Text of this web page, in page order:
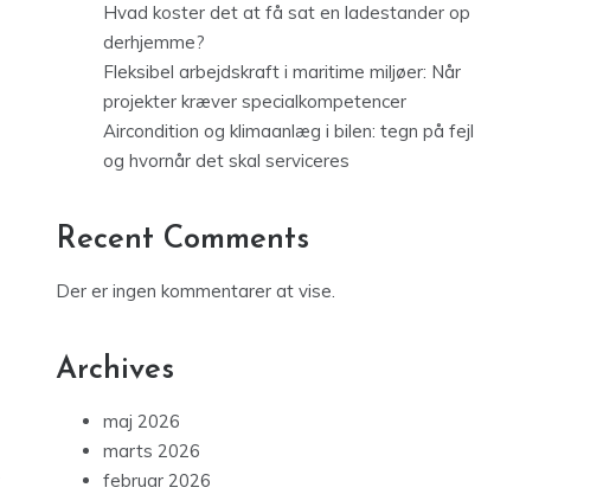
Hvad koster det at få sat en ladestander op
derhjemme?
Fleksibel arbejdskraft i maritime miljøer: Når
projekter kræver specialkompetencer
Aircondition og klimaanlæg i bilen: tegn på fejl
og hvornår det skal serviceres
Recent Comments
Der er ingen kommentarer at vise.
Archives
maj 2026
marts 2026
februar 2026